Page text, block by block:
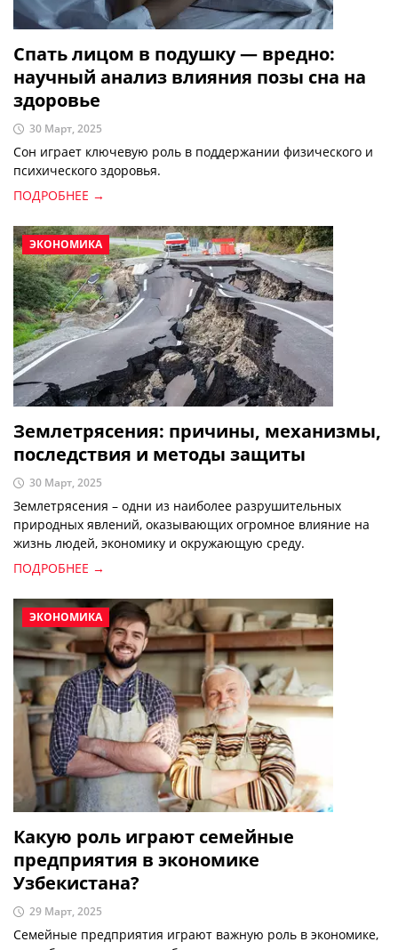
Спать лицом в подушку — вредно:
научный анализ влияния позы сна на
здоровье
30 Март, 2025
Сон играет ключевую роль в поддержании физического и
психического здоровья.
ПОДРОБНЕЕ →
ЭКОНОМИКА
Землетрясения: причины, механизмы,
последствия и методы защиты
30 Март, 2025
Землетрясения – одни из наиболее разрушительных
природных явлений, оказывающих огромное влияние на
жизнь людей, экономику и окружающую среду.
ПОДРОБНЕЕ →
ЭКОНОМИКА
Какую роль играют семейные
предприятия в экономике
Узбекистана?
29 Март, 2025
Семейные предприятия играют важную роль в экономике,